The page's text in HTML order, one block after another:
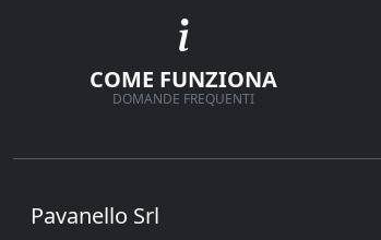
COME FUNZIONA
DOMANDE FREQUENTI
Pavanello Srl